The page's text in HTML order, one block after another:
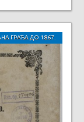
ГРАЂА ДО 1867.